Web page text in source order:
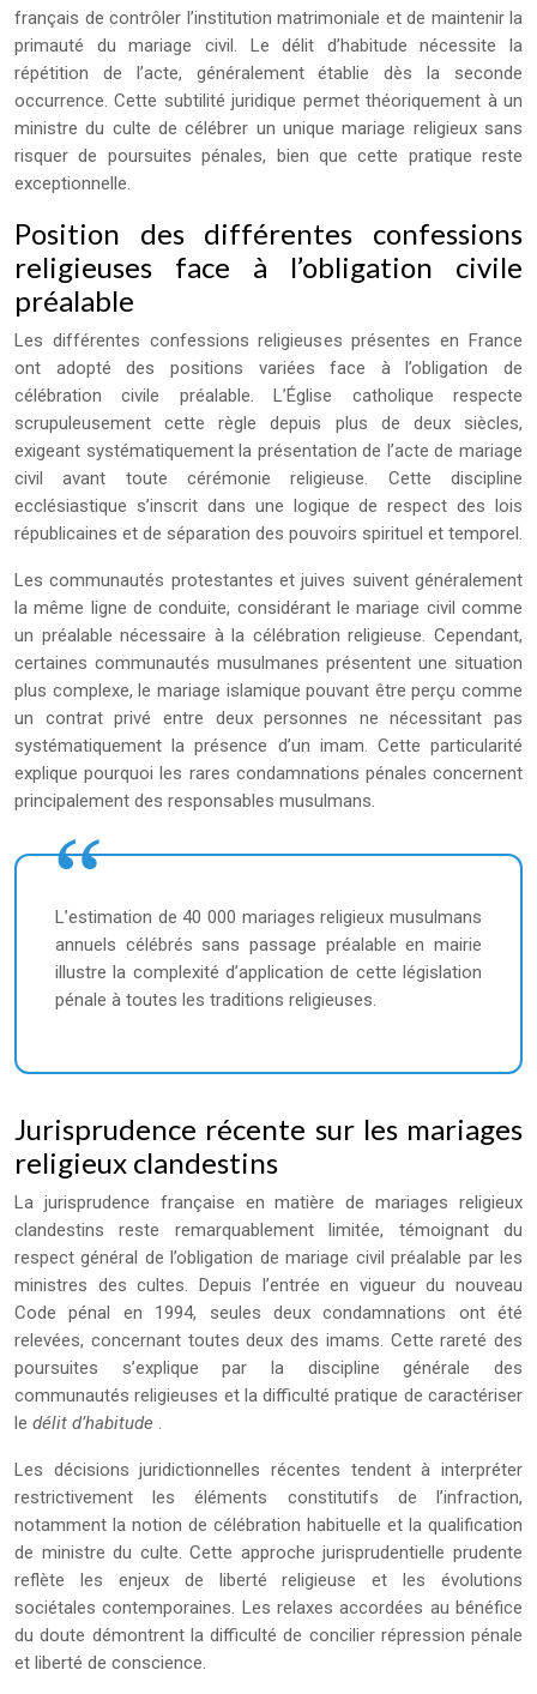
français de contrôler l’institution matrimoniale et de maintenir la
primauté du mariage civil. Le délit d’habitude nécessite la
répétition de l’acte, généralement établie dès la seconde
occurrence. Cette subtilité juridique permet théoriquement à un
ministre du culte de célébrer un unique mariage religieux sans
risquer de poursuites pénales, bien que cette pratique reste
exceptionnelle.
Position des différentes confessions
religieuses face à l’obligation civile
préalable
Les différentes confessions religieuses présentes en France
ont adopté des positions variées face à l’obligation de
célébration civile préalable. L’Église catholique respecte
scrupuleusement cette règle depuis plus de deux siècles,
exigeant systématiquement la présentation de l’acte de mariage
civil avant toute cérémonie religieuse. Cette discipline
ecclésiastique s’inscrit dans une logique de respect des lois
républicaines et de séparation des pouvoirs spirituel et temporel.
Les communautés protestantes et juives suivent généralement
la même ligne de conduite, considérant le mariage civil comme
un préalable nécessaire à la célébration religieuse. Cependant,
certaines communautés musulmanes présentent une situation
plus complexe, le mariage islamique pouvant être perçu comme
un contrat privé entre deux personnes ne nécessitant pas
systématiquement la présence d’un imam. Cette particularité
explique pourquoi les rares condamnations pénales concernent
principalement des responsables musulmans.
L’estimation de 40 000 mariages religieux musulmans
annuels célébrés sans passage préalable en mairie
illustre la complexité d’application de cette législation
pénale à toutes les traditions religieuses.
Jurisprudence récente sur les mariages
religieux clandestins
La jurisprudence française en matière de mariages religieux
clandestins reste remarquablement limitée, témoignant du
respect général de l’obligation de mariage civil préalable par les
ministres des cultes. Depuis l’entrée en vigueur du nouveau
Code pénal en 1994, seules deux condamnations ont été
relevées, concernant toutes deux des imams. Cette rareté des
poursuites s’explique par la discipline générale des
communautés religieuses et la difficulté pratique de caractériser
le délit d’habitude .
Les décisions juridictionnelles récentes tendent à interpréter
restrictivement les éléments constitutifs de l’infraction,
notamment la notion de célébration habituelle et la qualification
de ministre du culte. Cette approche jurisprudentielle prudente
reflète les enjeux de liberté religieuse et les évolutions
sociétales contemporaines. Les relaxes accordées au bénéfice
du doute démontrent la difficulté de concilier répression pénale
et liberté de conscience.